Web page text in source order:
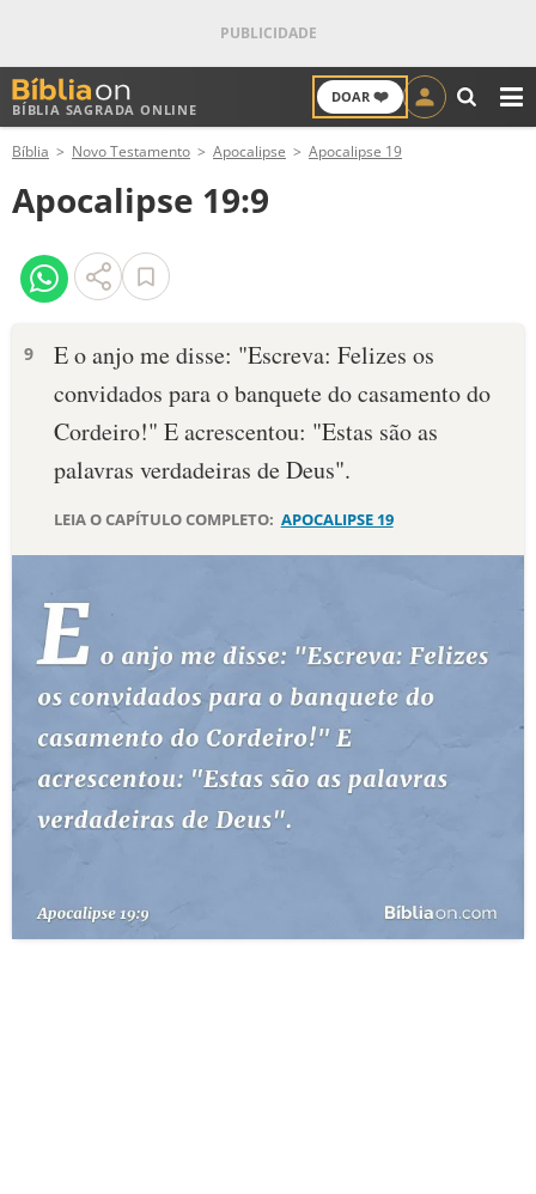
BÍBLIA SAGRADA ONLINE
DOAR ❤️
ANTIGO TESTAMENTO
NOVO TESTAMENTO
VERSÍCULOS
PALAVRA DO DIA
SALMO DO DIA
DEVOCIONAL DIÁRIO
ESTUDOS BÍBLICOS
ESBOÇOS DE PREGAÇÃO
PERGUNTE À BÍBLIA IA
QUEM SOMOS
Bíblia Novo Testamento Apocalipse Apocalipse 19
Apocalipse 19:9
9
E o anjo me disse: "Escreva: Felizes os
convidados para o banquete do casamento do
Cordeiro!" E acrescentou: "Estas são as
palavras verdadeiras de Deus".
LEIA O CAPÍTULO COMPLETO: APOCALIPSE 19